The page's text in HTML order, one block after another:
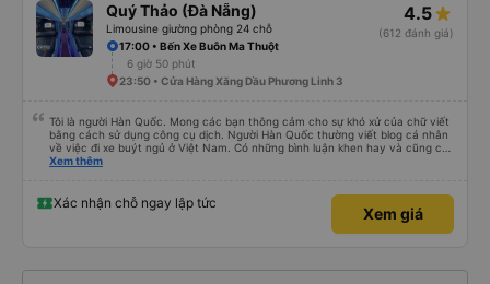
Quý Thảo (Đà Nẵng)
Limousine giường phòng 24 chỗ
4.5
(612 đánh giá)
17:00 • Bến Xe Buôn Ma Thuột
6 giờ 50 phút
23:50 • Cửa Hàng Xăng Dầu Phương Linh 3
Tôi là người Hàn Quốc. Mong các bạn thông cảm cho sự khó xử của chữ viết
bằng cách sử dụng công cụ dịch. Người Hàn Quốc thường viết blog cá nhân
về việc đi xe buýt ngủ ở Việt Nam. Có những bình luận khen hay và cũng có
những bình luận khen vất vả nên tôi đã rất lo lắng. Đó là một sự lo lắng vô
를 보시게 되는 한국분들께 정보를 드리자면 저는 다낭에서 꾸이년가는 버스를 탔습
니다. 같은 회사라도 버스마다 퀄리티가 다른지는 모르겠는데, 제가 탄 버스는 쾌적
하고 좋았어요. 자리 넓찍하고 베개 이불 깨끗합니다. 뭐 경적소리야 베트남에서는
Xem thêm
Xác nhận chỗ ngay lập tức
Xem giá